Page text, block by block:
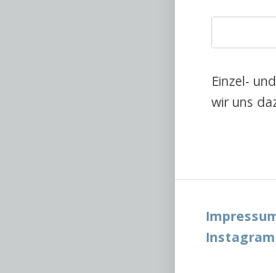
Einzel-
wir uns
Instagram